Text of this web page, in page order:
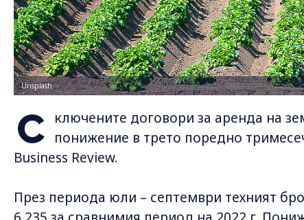
Unsplash
С
ключените договори за аренда на
понижение в трето поредно
Business Review.
През периода юли – септември техният